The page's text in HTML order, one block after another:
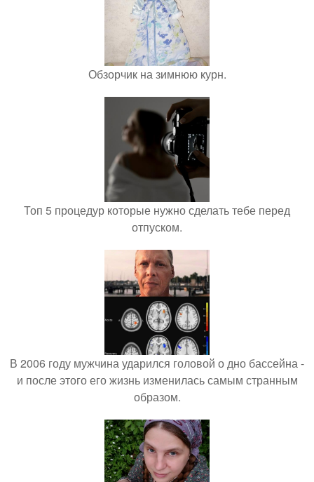
Обзорчик на зимнюю курн.
Топ 5 процедур которые нужно сделать тебе перед
отпуском.
В 2006 году мужчина ударился головой о дно бассейна -
и после этого его жизнь изменилась самым странным
образом.